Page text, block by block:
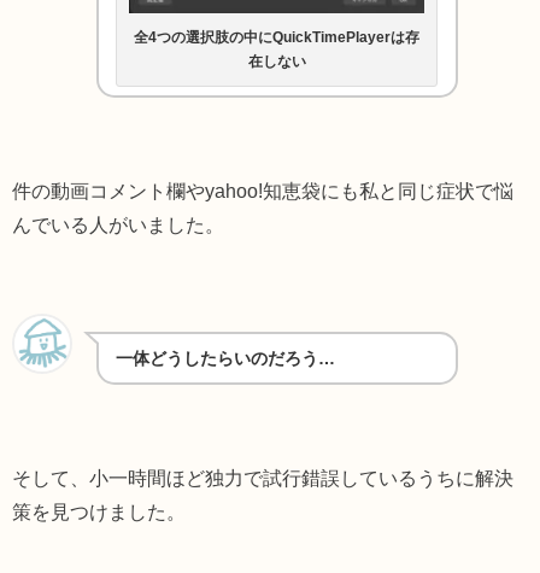
全4つの選択肢の中にQuickTimePlayerは存
在しない
件の動画コメント欄やyahoo!知恵袋にも私と同じ症状で悩
んでいる人がいました。
一体どうしたらいのだろう…
そして、小一時間ほど独力で試行錯誤しているうちに解決
策を見つけました。